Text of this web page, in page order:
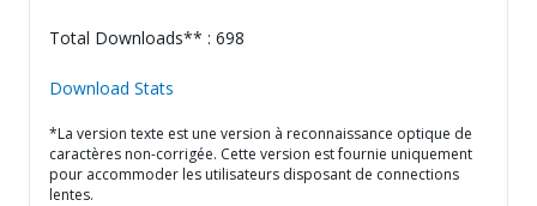
Total Downloads** : 698
Download Stats
*La version texte est une version à reconnaissance optique de
caractères non-corrigée. Cette version est fournie uniquement
pour accommoder les utilisateurs disposant de connections
lentes.